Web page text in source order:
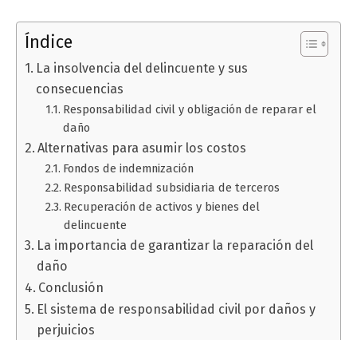
Índice
La insolvencia del delincuente y sus
consecuencias
Responsabilidad civil y obligación de reparar el
daño
Alternativas para asumir los costos
Fondos de indemnización
Responsabilidad subsidiaria de terceros
Recuperación de activos y bienes del
delincuente
La importancia de garantizar la reparación del
daño
Conclusión
El sistema de responsabilidad civil por daños y
perjuicios